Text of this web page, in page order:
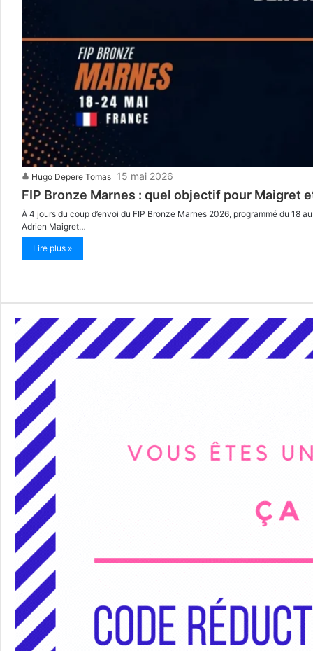
Hugo Depere Tomas 15 mai 2026
FIP Bronze Marnes : quel objectif pour Maigret
À 4 jours du coup d’envoi du FIP Bronze Marnes 2026, programmé du
Adrien Maigret…
Lire plus »